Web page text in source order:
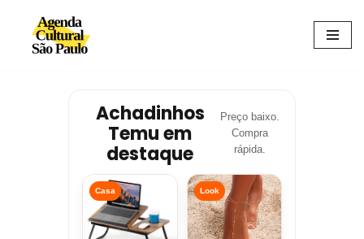
Avançar
Achadinhos
Temu em
destaque
Preço baixo.
Compra
rápida.
Casa Look